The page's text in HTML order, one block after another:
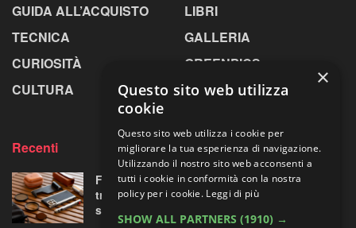
GUIDA ALL’ACQUISTO
TECNICA
CURIOSITÀ
CULTURA
LIBRI
GALLERIA
GREENPICS
LA RIVISTA
Recenti
Fotorgear Retro Photography Kit: l’iPhone si
traveste da fotocamera, ma ha davvero
senso?
×
Questo sito web utilizza
cookie
Questo sito web utilizza i cookie per
migliorare la tua esperienza di navigazione.
Utilizzando il nostro sito web acconsenti a
tutti i cookie in conformità con la nostra
policy per i cookie. Leggi di più
SHOW ALL PARTNERS (1910) →